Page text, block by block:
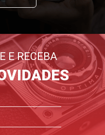
E RECEBA